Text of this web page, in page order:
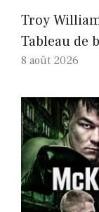
Troy
Tableau de
8 août 2026